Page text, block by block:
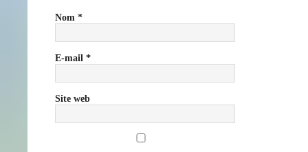
Nom *
E-mail *
Site web